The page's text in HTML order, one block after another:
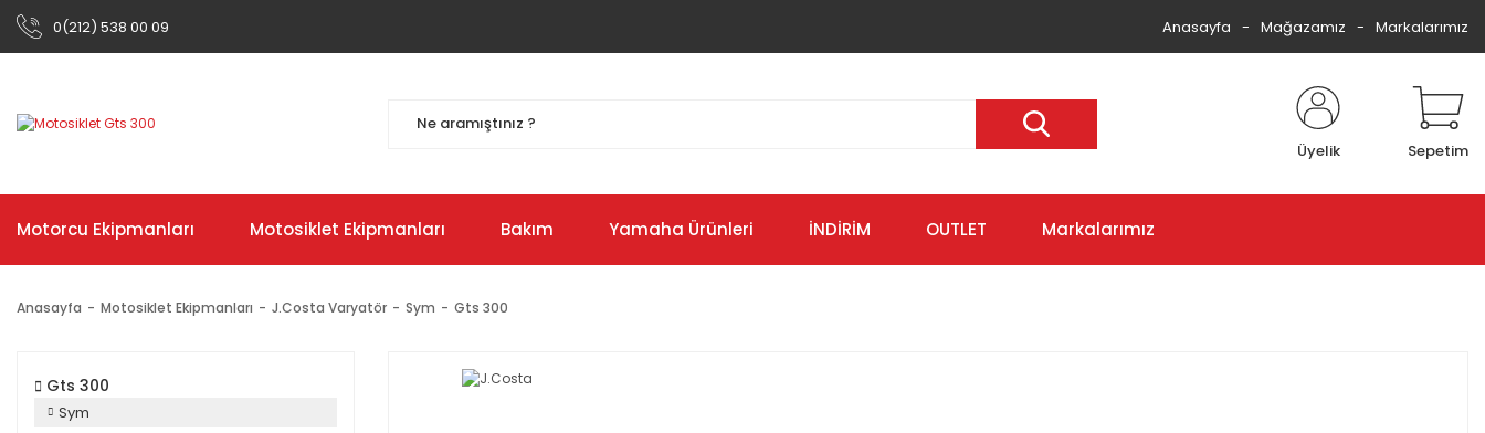
0(212) 538 00 09 Anasayfa Mağazamız Markalarımız
Üyelik Sepetim
Motorcu Ekipmanları Motosiklet Ekipmanları Bakım Yamaha Ürünleri İNDİRİM OUTLET Markalarımız
Anasayfa Motosiklet Ekipmanları J.Costa Varyatör Sym Gts 300
Gts 300
Sym